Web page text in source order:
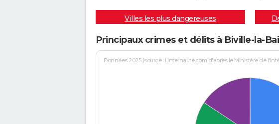
Villes les plus dangereuses
Principaux crimes et délits à Biville-la-
Données 2025 (source : Linternaute.com d'après le Ministère de